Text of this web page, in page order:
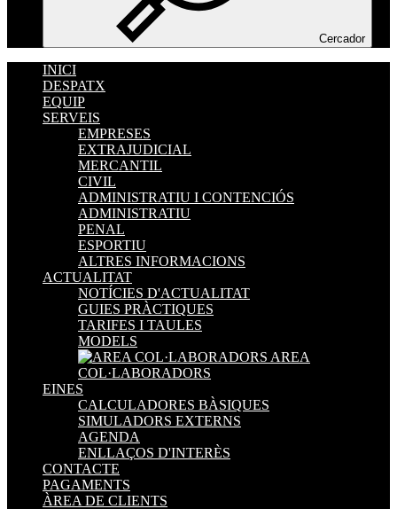
Cercador
INICI
DESPATX
EQUIP
SERVEIS
EMPRESES
EXTRAJUDICIAL
MERCANTIL
CIVIL
ADMINISTRATIU I CONTENCIÓS
ADMINISTRATIU
PENAL
ESPORTIU
ALTRES INFORMACIONS
ACTUALITAT
NOTÍCIES D'ACTUALITAT
GUIES PRÀCTIQUES
TARIFES I TAULES
MODELS
AREA
COL·LABORADORS
EINES
CALCULADORES BÀSIQUES
SIMULADORS EXTERNS
AGENDA
ENLLAÇOS D'INTERÈS
CONTACTE
PAGAMENTS
ÀREA DE CLIENTS